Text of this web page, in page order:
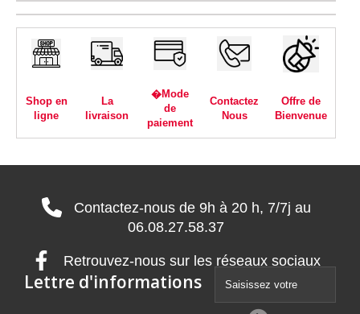
Shop en
ligne
La
livraison
�Mode
de
paiement
Contactez
Nous
Offre de
Bienvenue
Contactez-nous de 9h à 20 h, 7/7j au
06.08.27.58.37
Retrouvez-nous sur les réseaux sociaux
Lettre d'informations